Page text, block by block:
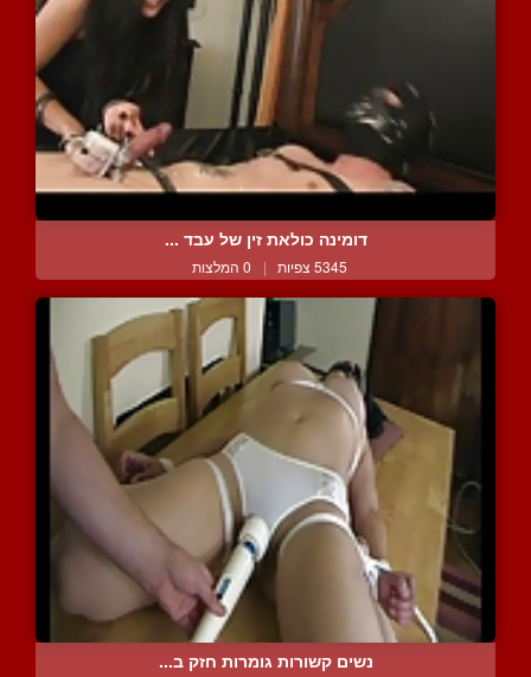
דומינה כולאת זין של עבד ...
5345 צפיות | 0 המלצות
נשים קשורות גומרות חזק ב...